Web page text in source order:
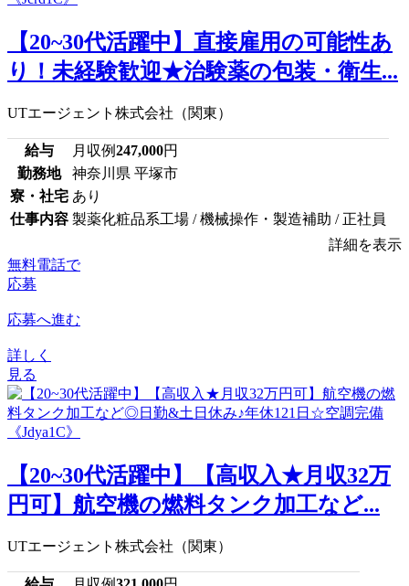
【20~30代活躍中】直接雇用の可能性あ
り！未経験歓迎★治験薬の包装・衛生...
UTエージェント株式会社（関東）
給与 月収例247,000円
勤務地
神奈川県 平塚市
寮・社宅 あり
仕事内容 製薬化粧品系工場 / 機械操作・製造補助 / 正社員
詳細を表示
無料電話で
応募
応募へ進む
詳しく
見る
【20~30代活躍中】【高収入★月収32万
円可】航空機の燃料タンク加工など...
UTエージェント株式会社（関東）